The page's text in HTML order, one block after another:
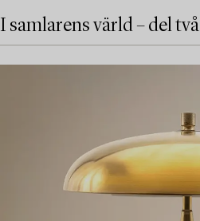
I samlarens värld – del två